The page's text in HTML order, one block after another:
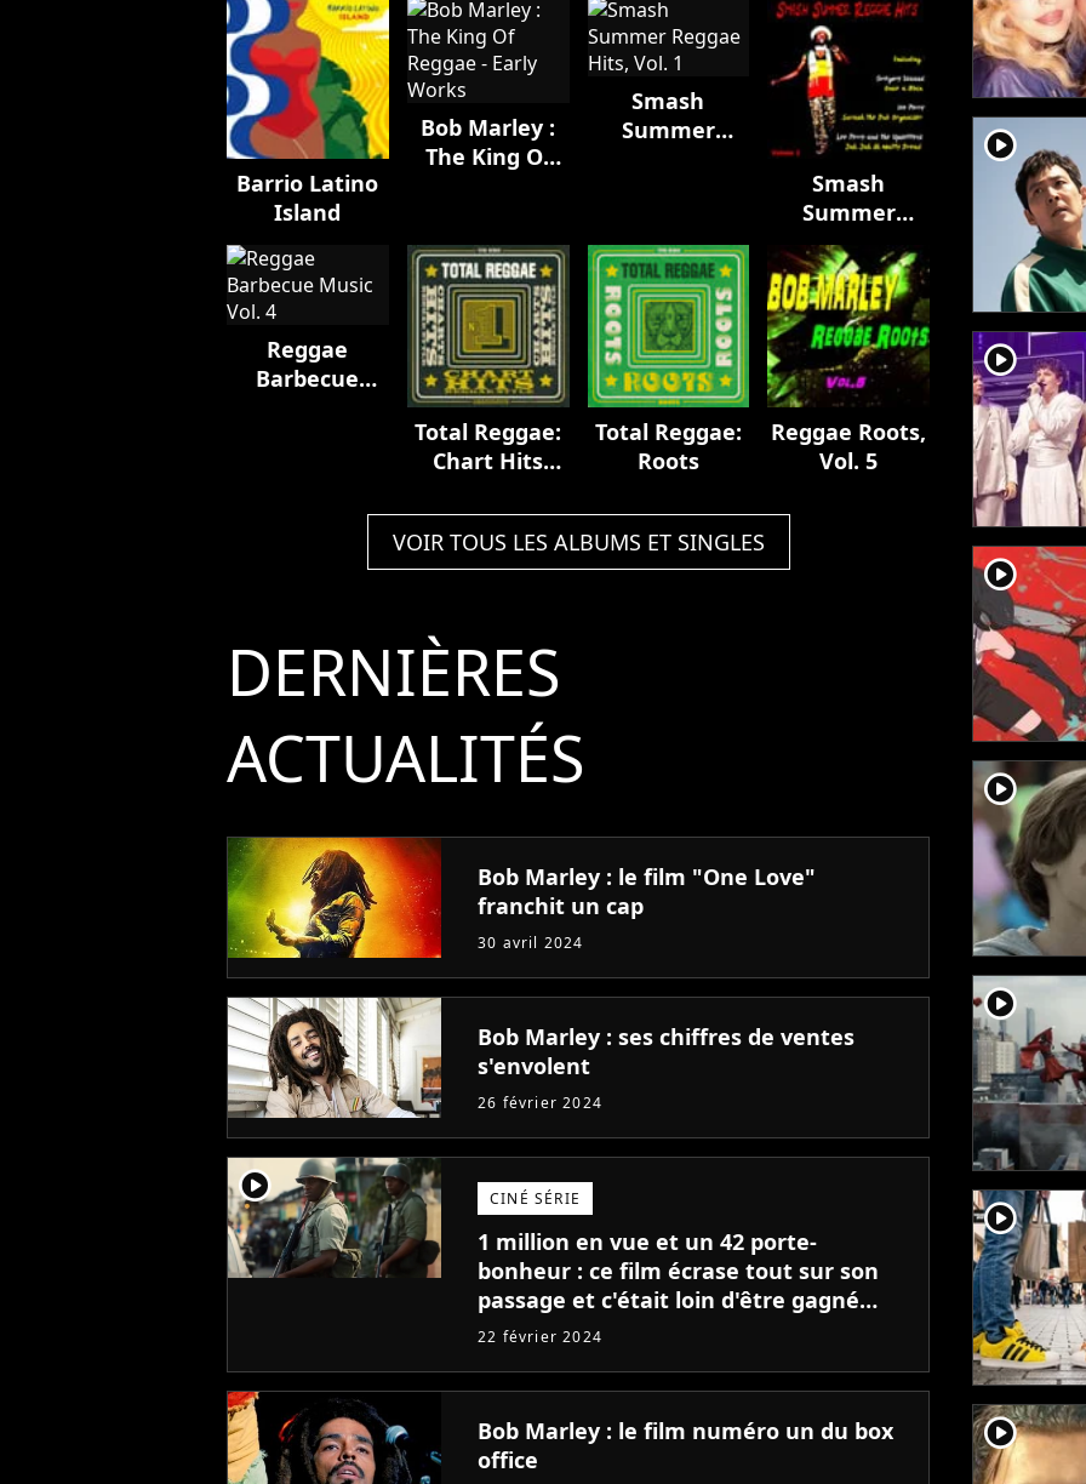
Barrio Latino
Island
Bob Marley :
The King Of
Smash
Summer
Smash
Summer
Reggae Hits,
Vol. 2
Reggae
Barbecue
Total Reggae:
Chart Hits
Total Reggae:
Roots
Reggae Roots,
Vol. 5
VOIR TOUS LES ALBUMS ET SINGLES
DERNIÈRES
ACTUALITÉS
Bob Marley : le film "One Love"
franchit un cap
30 avril 2024
Bob Marley : ses chiffres de ventes
s'envolent
26 février 2024
player2 CINÉ SÉRIE
1 million en vue et un 42 porte-
bonheur : ce film écrase tout sur son
passage et c'était loin d'être gagné
d'avance
22 février 2024
Bob Marley : le film numéro un du box
office
player2
player2
player2
player2
player2
player2
player2